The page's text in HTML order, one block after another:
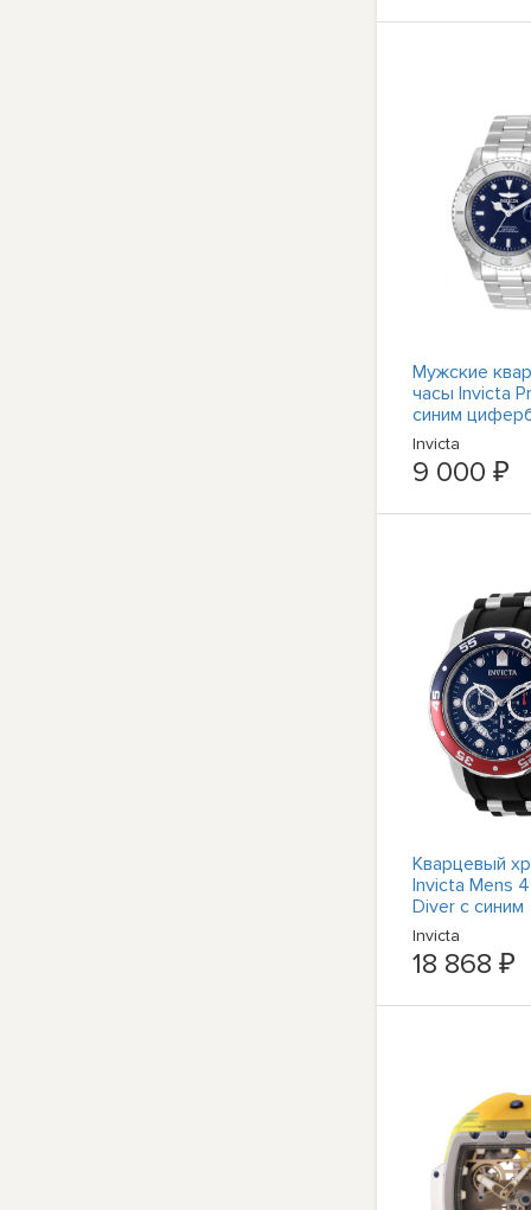
Мужские
часы Invicta
синим
34023
Invicta
9 000 ₽
Кварцевый
Invicta Mens
Diver с синим
циферблатом
черными
часами
Invicta
18 868 ₽